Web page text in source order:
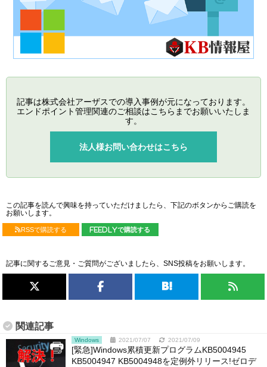
記事は株式会社アーザスでの導入事例が元になっております。
エンドポイント管理関連のご相談はこちらまでお願いいたしま
す。
法人様お問い合わせはこちら
この記事を読んで興味を持っていただけましたら、下記のボタンからご購読を
お願いします。
RSSで購読する feedlyで購読する
記事に関するご意見・ご質問がございましたら、SNS投稿をお願いします。
関連記事
Windows 2021/07/07 2021/07/09
[緊急]Windows累積更新プログラムKB5004945
KB5004947 KB5004948を定例外リリース!ゼロデ